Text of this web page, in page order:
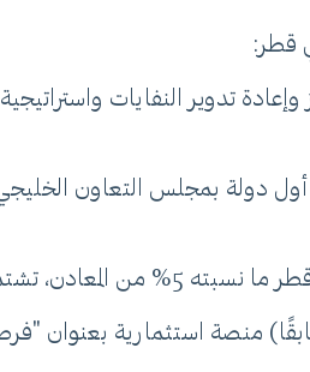
(70%) والألمنيوم (30%).
منصة استثمارية بعنوان